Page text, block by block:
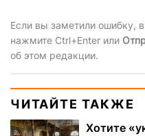
Если вы заметили ошибку,
нажмите Ctrl+Enter или
об этом редакции.
ЧИТАЙТЕ ТАКЖЕ
Хотите